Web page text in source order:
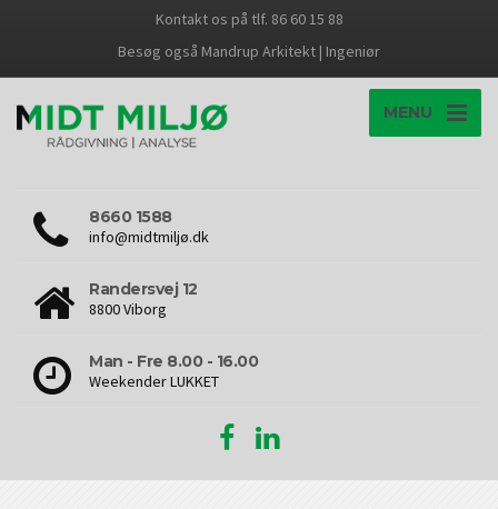
Kontakt os på tlf. 86 60 15 88
Besøg også Mandrup Arkitekt | Ingeniør
MENU
8660 1588
info@midtmiljø.dk
Randersvej 12
8800 Viborg
Man - Fre 8.00 - 16.00
Weekender LUKKET